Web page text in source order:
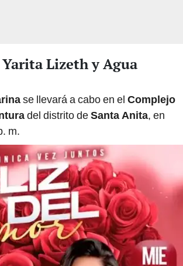
Lizeth y Agua
se llevará a cabo en el Complejo
del distrito deSanta Anita, en
m.